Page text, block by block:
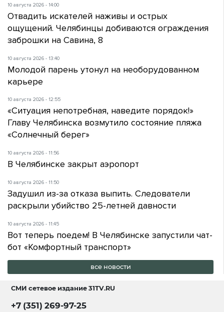
10 августа 2026 - 14:00
Отвадить искателей наживы и острых
ощущений. Челябинцы добиваются ограждения
заброшки на Савина, 8
10 августа 2026 - 13:40
Молодой парень утонул на необорудованном
карьере
10 августа 2026 - 12:55
«Ситуация непотребная, наведите порядок!»
Главу Челябинска возмутило состояние пляжа
«Солнечный берег»
10 августа 2026 - 11:56
В Челябинске закрыт аэропорт
10 августа 2026 - 11:50
Задушил из-за отказа выпить. Следователи
раскрыли убийство 25-летней давности
10 августа 2026 - 11:45
Вот теперь поедем! В Челябинске запустили чат-
бот «Комфортный транспорт»
все новости
СМИ сетевое издание31TV.RU
+7 (351) 269-97-25